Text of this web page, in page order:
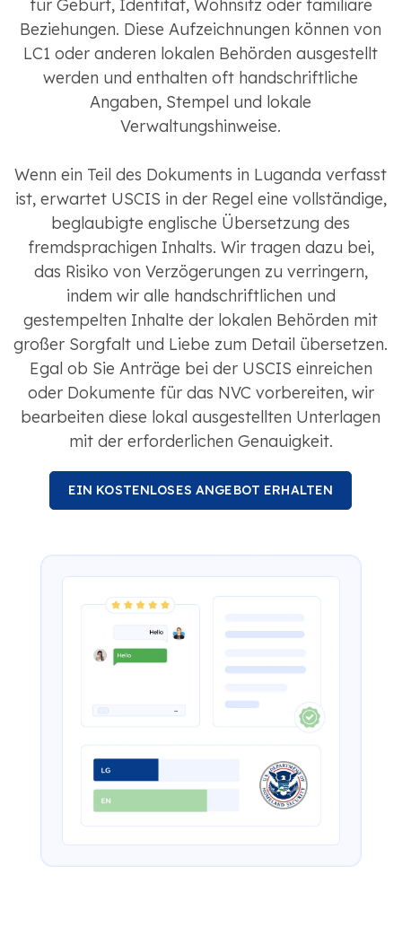
für Geburt, Identität, Wohnsitz oder familiäre
Beziehungen. Diese Aufzeichnungen können von
LC1 oder anderen lokalen Behörden ausgestellt
werden und enthalten oft handschriftliche
Angaben, Stempel und lokale
Verwaltungshinweise.
Wenn ein Teil des Dokuments in Luganda verfasst
ist, erwartet USCIS in der Regel eine vollständige,
beglaubigte englische Übersetzung des
fremdsprachigen Inhalts. Wir tragen dazu bei,
das Risiko von Verzögerungen zu verringern,
indem wir alle handschriftlichen und
gestempelten Inhalte der lokalen Behörden mit
großer Sorgfalt und Liebe zum Detail übersetzen.
Egal ob Sie Anträge bei der USCIS einreichen
oder Dokumente für das NVC vorbereiten, wir
bearbeiten diese lokal ausgestellten Unterlagen
mit der erforderlichen Genauigkeit.
EIN KOSTENLOSES ANGEBOT ERHALTEN